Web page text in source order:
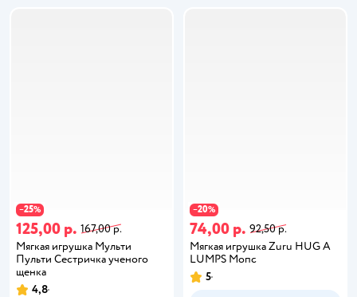
−25%
125,00 р. 167,00 р.
Мягкая игрушка Мульти
Пульти Сестричка ученого
щенка
4,8
−20%
74,00 р. 92,50 р.
Мягкая игрушка Zuru HUG A
LUMPS Мопс
5